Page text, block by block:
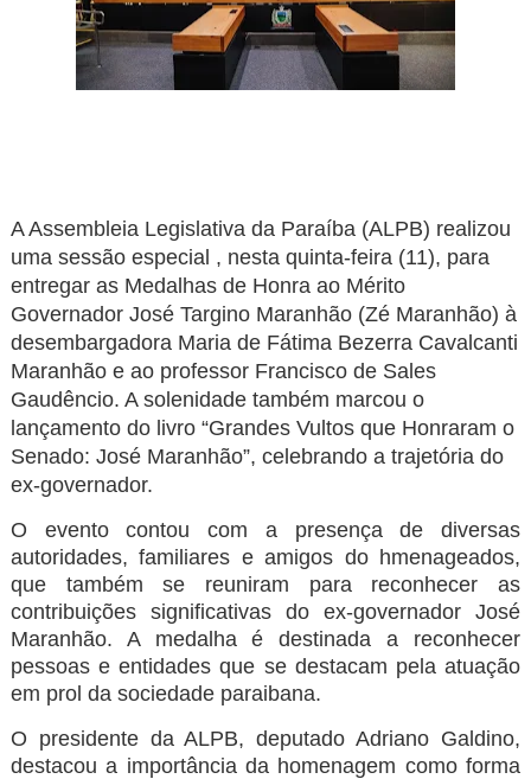
A Assembleia Legislativa da Paraíba (ALPB) realizou
uma sessão especial , nesta quinta-feira (11), para
entregar as Medalhas de Honra ao Mérito
Governador José Targino Maranhão (Zé Maranhão) à
desembargadora Maria de Fátima Bezerra Cavalcanti
Maranhão e ao professor Francisco de Sales
Gaudêncio. A solenidade também marcou o
lançamento do livro “Grandes Vultos que Honraram o
Senado: José Maranhão”, celebrando a trajetória do
ex-governador.
O evento contou com a presença de diversas
autoridades, familiares e amigos do hmenageados,
que também se reuniram para reconhecer as
contribuições significativas do ex-governador José
Maranhão. A medalha é destinada a reconhecer
pessoas e entidades que se destacam pela atuação
em prol da sociedade paraibana.
O presidente da ALPB, deputado Adriano Galdino,
destacou a importância da homenagem como forma